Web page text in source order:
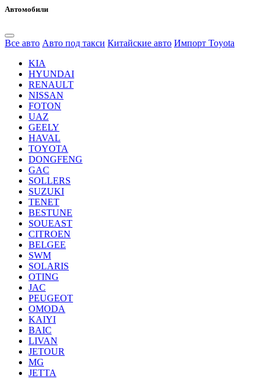
Автомобили
Все авто Авто под такси Китайские авто Импорт Toyota
KIA
HYUNDAI
RENAULT
NISSAN
FOTON
UAZ
GEELY
HAVAL
TOYOTA
DONGFENG
GAC
SOLLERS
SUZUKI
TENET
BESTUNE
SOUEAST
CITROEN
BELGEE
SWM
SOLARIS
OTING
JAC
PEUGEOT
OMODA
KAIYI
BAIC
LIVAN
JETOUR
MG
JETTA